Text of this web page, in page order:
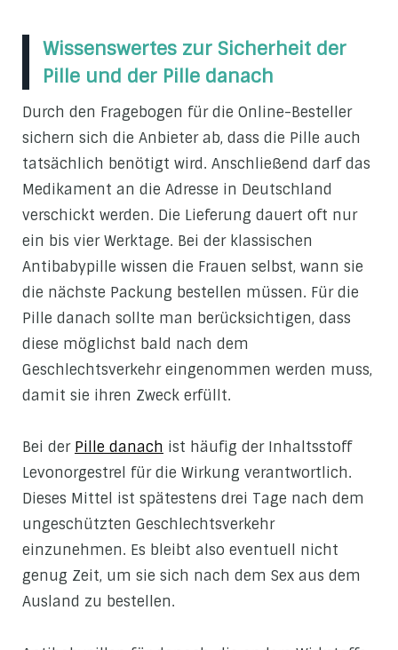
Wissenswertes zur Sicherheit der
Pille und der Pille danach
Durch den Fragebogen für die Online-Besteller
sichern sich die Anbieter ab, dass die Pille auch
tatsächlich benötigt wird. Anschließend darf das
Medikament an die Adresse in Deutschland
verschickt werden. Die Lieferung dauert oft nur
ein bis vier Werktage. Bei der klassischen
Antibabypille wissen die Frauen selbst, wann sie
die nächste Packung bestellen müssen. Für die
Pille danach sollte man berücksichtigen, dass
diese möglichst bald nach dem
Geschlechtsverkehr eingenommen werden muss,
damit sie ihren Zweck erfüllt.
Bei der Pille danach ist häufig der Inhaltsstoff
Levonorgestrel für die Wirkung verantwortlich.
Dieses Mittel ist spätestens drei Tage nach dem
ungeschützten Geschlechtsverkehr
einzunehmen. Es bleibt also eventuell nicht
genug Zeit, um sie sich nach dem Sex aus dem
Ausland zu bestellen.